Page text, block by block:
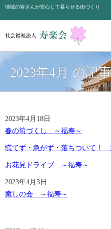
地域の皆さんが安心して暮らせる街づくり
2023年4月 の記
2023年4月18日
春の筍づくし ～福寿～
慌てず・急がず・落ちついて！
お花見ドライブ ～福寿～
2023年4月3日
癒しの会 ～福寿～